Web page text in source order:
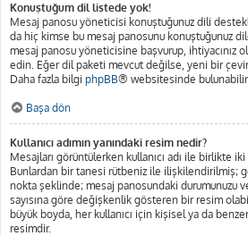
Konuştuğum dil listede yok!
Mesaj panosu yöneticisi konuştuğunuz dili
da hiç kimse bu mesaj panosunu konuştuğunuz
mesaj panosu yöneticisine başvurup, ihtiyacınız
edin. Eğer dil paketi mevcut değilse, yeni bir
Daha fazla bilgi phpBB® websitesinde
Başa dön
Kullanıcı adımın yanındaki resim nedir?
Mesajları görüntülerken kullanıcı adı ile birlikte
Bunlardan bir tanesi rütbeniz ile ilişkilendirilmiş;
nokta şeklinde; mesaj panosundaki durumunuzu
sayısına göre değişkenlik gösteren bir resim
büyük boyda, her kullanıcı için kişisel ya da
resimdir.